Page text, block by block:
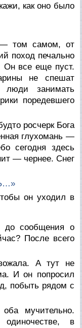
как оно было
том самом, от
поход печально
Он все еще пуст.
не спешат
люди занимать
поредевшего
росчерк Бога
глухомань —
сегодня здесь
— чернее. Снег
он уходил в
сообщения о
После всего
А тут не
И он попросил
побыть рядом с
мучительно.
в